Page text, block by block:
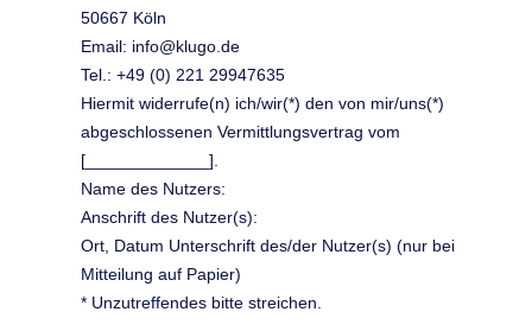
50667 Köln
Email: info@klugo.de
Tel.: +49 (0) 221 29947635
Hiermit widerrufe(n) ich/wir(*) den von mir/uns(*)
abgeschlossenen Vermittlungsvertrag vom
[_____________].
Name des Nutzers:
Anschrift des Nutzer(s):
Ort, Datum Unterschrift des/der Nutzer(s) (nur bei
Mitteilung auf Papier)
* Unzutreffendes bitte streichen.